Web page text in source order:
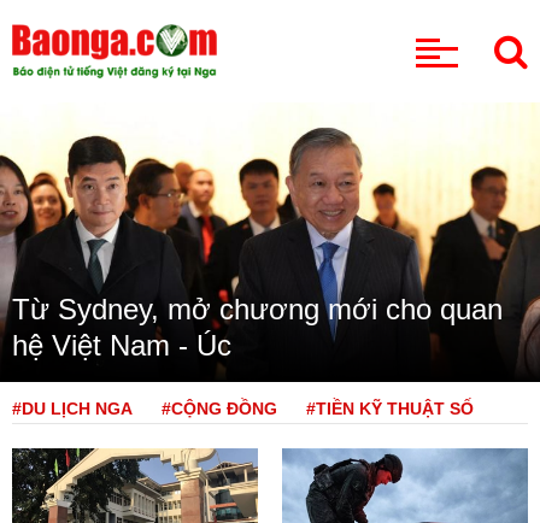
Từ Sydney, mở chương mới cho quan
hệ Việt Nam - Úc
#DU LỊCH NGA #CỘNG ĐỒNG #TIỀN KỸ THUẬT SỐ